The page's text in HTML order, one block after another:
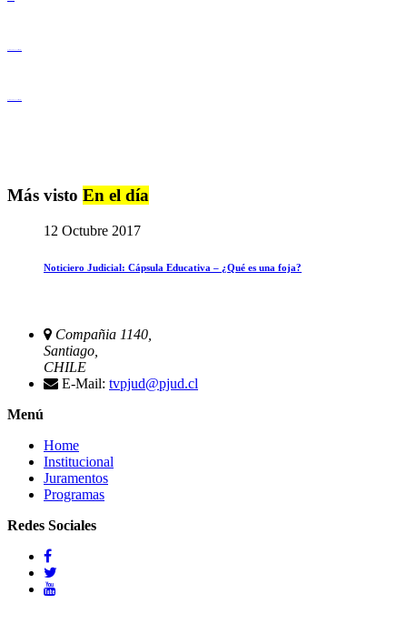
Más visto En el día
12 Octubre 2017
Noticiero Judicial: Cápsula Educativa – ¿Qué es una foja?
Compañia 1140,
Santiago,
CHILE
E-Mail: tvpjud@pjud.cl
Menú
Home
Institucional
Juramentos
Programas
Redes Sociales